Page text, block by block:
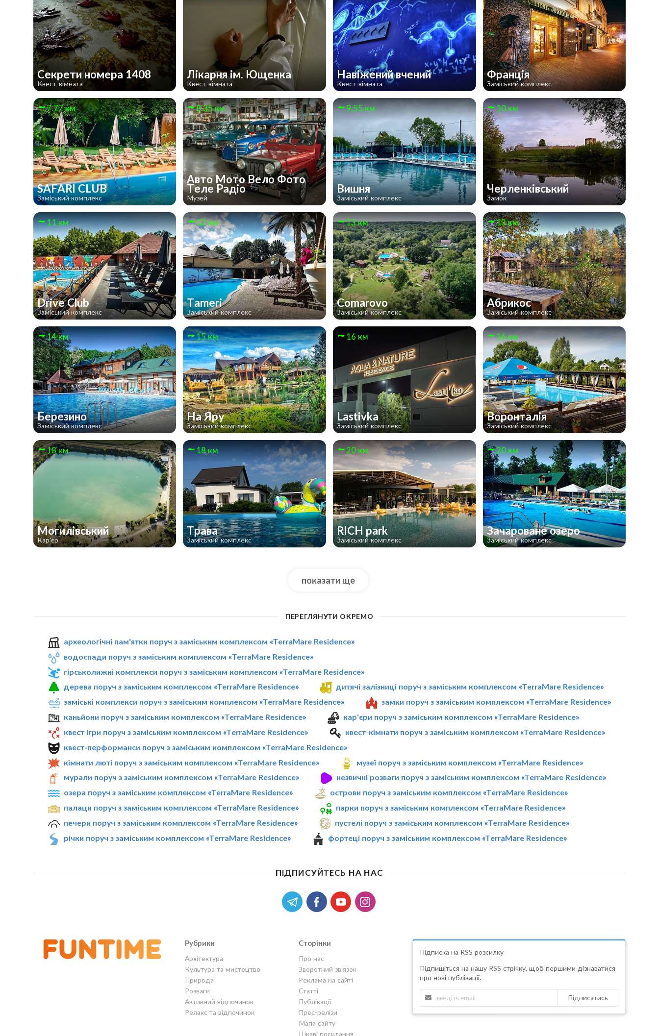
Секрети номера 1408
Квест-кімната
Лікарня ім. Ющенка
Квест-кімната
Навіжений вчений
Квест-кімната
Франція
Заміський комплекс
7.77 км
SAFARI CLUB
Заміський комплекс
8.35 км
Авто Мото Вело Фото
Теле Радіо
Музей
9.55 км
Вишня
Заміський комплекс
10 км
Черленківський
Замок
11 км
Drive Club
Заміський комплекс
12 км
Tameri
Заміський комплекс
13 км
Comarovo
Заміський комплекс
13 км
Абрикос
Заміський комплекс
14 км
Березино
Заміський комплекс
15 км
На Яру
Заміський комплекс
16 км
Lastivka
Заміський комплекс
16 км
Воронталія
Заміський комплекс
18 км
Могилівський
Кар'єр
18 км
Трава
Заміський комплекс
20 км
RICH park
Заміський комплекс
20 км
Зачароване озеро
Заміський комплекс
показати ще
ПЕРЕГЛЯНУТИ ОКРЕМО
археологічні пам'ятки поруч з заміським комплексом «TerraMare Residence»
водоспади поруч з заміським комплексом «TerraMare Residence»
гірськолижні комплекси поруч з заміським комплексом «TerraMare Residence»
дерева поруч з заміським комплексом «TerraMare Residence»
дитячі залізниці поруч з заміським комплексом «TerraMare Residence»
заміські комплекси поруч з заміським комплексом «TerraMare Residence»
замки поруч з заміським комплексом «TerraMare Residence»
каньйони поруч з заміським комплексом «TerraMare Residence»
кар'єри поруч з заміським комплексом «TerraMare Residence»
квест ігри поруч з заміським комплексом «TerraMare Residence»
квест-кімнати поруч з заміським комплексом «TerraMare Residence»
квест-перформанси поруч з заміським комплексом «TerraMare Residence»
кімнати люті поруч з заміським комплексом «TerraMare Residence»
музеї поруч з заміським комплексом «TerraMare Residence»
мурали поруч з заміським комплексом «TerraMare Residence»
незвичні розваги поруч з заміським комплексом «TerraMare Residence»
озера поруч з заміським комплексом «TerraMare Residence»
острови поруч з заміським комплексом «TerraMare Residence»
палаци поруч з заміським комплексом «TerraMare Residence»
парки поруч з заміським комплексом «TerraMare Residence»
печери поруч з заміським комплексом «TerraMare Residence»
пустелі поруч з заміським комплексом «TerraMare Residence»
річки поруч з заміським комплексом «TerraMare Residence»
фортеці поруч з заміським комплексом «TerraMare Residence»
ПІДПИСУЙТЕСЬ НА НАС
Рубрики
Архітектура
Культура та мистецтво
Природа
Розваги
Активний відпочинок
Релакс та відпочинок
Сторінки
Про нас
Зворотний зв'язок
Реклама на сайті
Статті
Публікації
Прес-релізи
Мапа сайту
Цікаві посилання
Підписка на RSS розсилку
Підпишіться на нашу RSS стрічку, щоб першими дізнаватися
про нові публікації.
Підписатись